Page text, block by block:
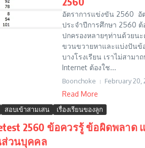
อัตราการแข่งขัน 2560 อั
ประจำปีการศึกษา 2560
ปกครองหลายๆท่านด้วยน
ขวนขวายหาและแบ่งปันข้
บางโรงเรียน เราไม่สามา
Internet ต้องใช...
Boonchoke February 20,
Read More
สอบเข้าสามเสน เรื่องเรียนของลูก
2560 ข้อควรรู้ ข้อผิดพลาด
ส่วนบุคคล